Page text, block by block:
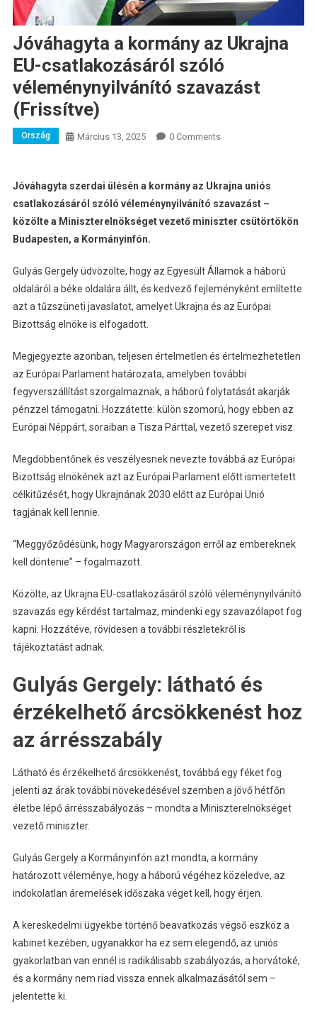
Jóváhagyta a kormány az Ukrajna
EU-csatlakozásáról szóló
véleménynyilvánító szavazást
(Frissítve)
Ország Március 13, 2025 0 Comments
Jóváhagyta szerdai ülésén a kormány az Ukrajna uniós
csatlakozásáról szóló véleménynyilvánító szavazást –
közölte a Miniszterelnökséget vezető miniszter csütörtökön
Budapesten, a Kormányinfón.
Gulyás Gergely üdvözölte, hogy az Egyesült Államok a háború
oldaláról a béke oldalára állt, és kedvező fejleményként említette
azt a tűzszüneti javaslatot, amelyet Ukrajna és az Európai
Bizottság elnöke is elfogadott.
Megjegyezte azonban, teljesen értelmetlen és értelmezhetetlen
az Európai Parlament határozata, amelyben további
fegyverszállítást szorgalmaznak, a háború folytatását akarják
pénzzel támogatni. Hozzátette: külön szomorú, hogy ebben az
Európai Néppárt, soraiban a Tisza Párttal, vezető szerepet visz.
Megdöbbentőnek és veszélyesnek nevezte továbbá az Európai
Bizottság elnökének azt az Európai Parlament előtt ismertetett
célkitűzését, hogy Ukrajnának 2030 előtt az Európai Unió
tagjának kell lennie.
“Meggyőződésünk, hogy Magyarországon erről az embereknek
kell döntenie” – fogalmazott.
Közölte, az Ukrajna EU-csatlakozásáról szóló véleménynyilvánító
szavazás egy kérdést tartalmaz, mindenki egy szavazólapot fog
kapni. Hozzátéve, rövidesen a további részletekről is
tájékoztatást adnak.
Gulyás Gergely: látható és
érzékelhető árcsökkenést hoz
az árrésszabály
Látható és érzékelhető árcsökkenést, továbbá egy féket fog
jelenti az árak további növekedésével szemben a jövő hétfőn
életbe lépő árrésszabályozás – mondta a Miniszterelnökséget
vezető miniszter.
Gulyás Gergely a Kormányinfón azt mondta, a kormány
határozott véleménye, hogy a háború végéhez közeledve, az
indokolatlan áremelések időszaka véget kell, hogy érjen.
A kereskedelmi ügyekbe történő beavatkozás végső eszköz a
kabinet kezében, ugyanakkor ha ez sem elegendő, az uniós
gyakorlatban van ennél is radikálisabb szabályozás, a horvátoké,
és a kormány nem riad vissza ennek alkalmazásától sem –
jelentette ki.